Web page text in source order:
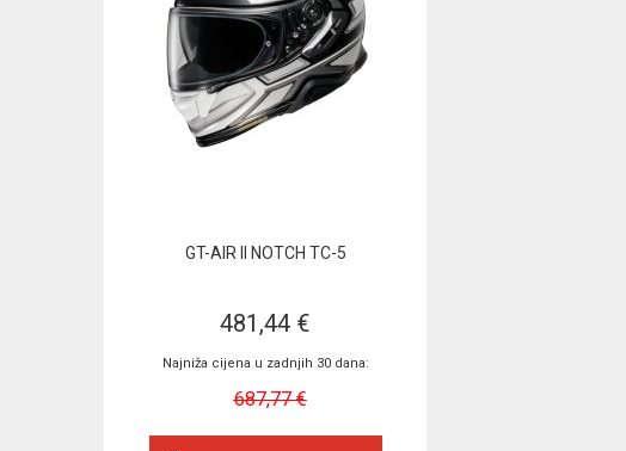
GT-AIR II NOTCH TC-5
481,44 €
Najniža cijena u zadnjih 30 dana:
687,77 €